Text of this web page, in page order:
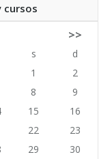
cursos
>>
s
d
1
2
8
9
15
16
22
23
29
30